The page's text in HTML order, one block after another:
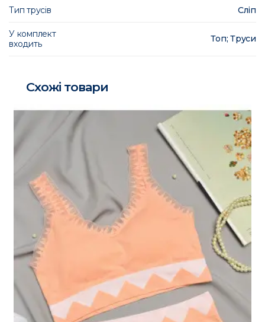
Тип трусів Сліп
У комплект
входить
Топ; Труси
Схожі товари